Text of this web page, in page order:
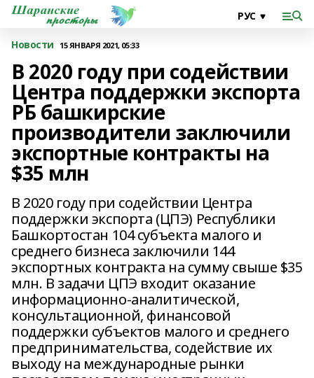
Новости 15 ЯНВАРЯ 2021, 05:33
В 2020 году при содействии
Центра поддержки экспорта
РБ башкирские
производители заключили
экспортные контракты на
$35 млн
В 2020 году при содействии Центра
поддержки экспорта (ЦПЭ) Республики
Башкортостан 104 субъекта малого и
среднего бизнеса заключили 144
экспортных контракта на сумму свыше $35
млн. В задачи ЦПЭ входит оказание
информационно-аналитической,
консультационной, финансовой
поддержки субъектов малого и среднего
предпринимательства, содействие их
выходу на международные рынки